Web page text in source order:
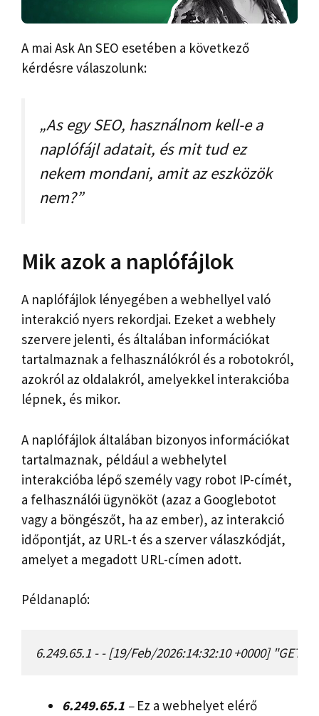
A mai Ask An SEO esetében a következő
kérdésre válaszolunk:
„As egy SEO, használnom kell-e a
naplófájl adatait, és mit tud ez
nekem mondani, amit az eszközök
nem?”
Mik azok a naplófájlok
A naplófájlok lényegében a webhellyel való
interakció nyers rekordjai. Ezeket a webhely
szervere jelenti, és általában információkat
tartalmaznak a felhasználókról és a robotokról,
azokról az oldalakról, amelyekkel interakcióba
lépnek, és mikor.
A naplófájlok általában bizonyos információkat
tartalmaznak, például a webhelytel
interakcióba lépő személy vagy robot IP-címét,
a felhasználói ügynököt (azaz a Googlebotot
vagy a böngészőt, ha az ember), az interakció
időpontját, az URL-t és a szerver válaszkódját,
amelyet a megadott URL-címen adott.
Példanapló:
6.249.65.1 - - [19/Feb/2026:14:32:10 +0000]
6.249.65.1 – Ez a webhelyet elérő